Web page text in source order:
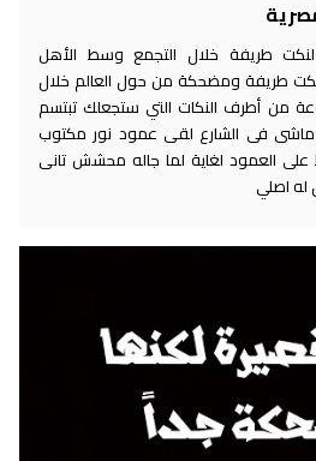
طريفة خلال التجمع وسط الأهل
نكت طريفة ومضحكة من حول العالم خلال
من أطرف النكات التي ستجعلك تبتسم
فى الشارع لقى عمود نور مكتوب
على العمود لغاية لما جاله محشش تانى
له اصلي